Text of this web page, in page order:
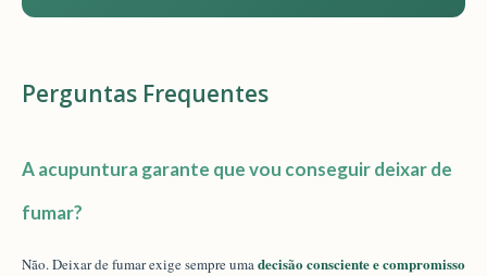
Perguntas Frequentes
A acupuntura garante que vou conseguir deixar de
fumar?
Não. Deixar de fumar exige sempre umadecisão consciente e compromisso